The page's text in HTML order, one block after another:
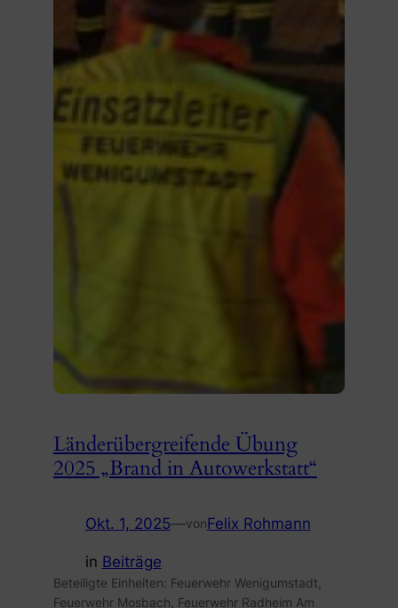
Länderübergreifende Übung
2025 „Brand in Autowerkstatt“
Okt. 1, 2025—vonFelix Rohmann
in Beiträge
Beteiligte Einheiten: Feuerwehr Wenigumstadt,
Feuerwehr Mosbach, Feuerwehr Radheim Am